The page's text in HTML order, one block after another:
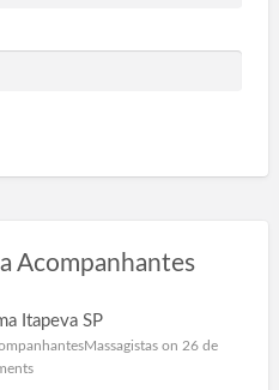
Acompanhantes
Itapeva SP
on 26 de